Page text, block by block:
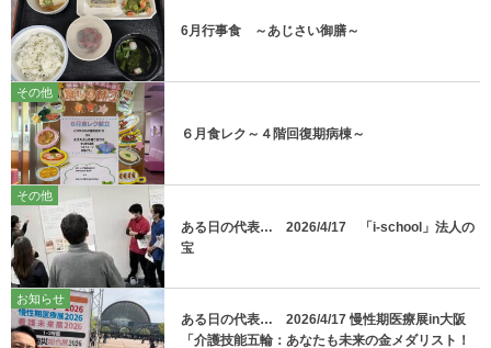
6月行事食 ～あじさい御膳～
その他
６月食レク～４階回復期病棟～
その他
ある日の代表… 2026/4/17 「i-school」法人の
宝
お知らせ
ある日の代表… 2026/4/17 慢性期医療展in大阪
「介護技能五輪：あなたも未来の金メダリスト！